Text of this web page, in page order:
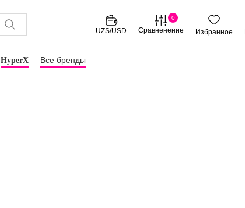
UZS/USD
0
Сравненение Избранное
HyperX Все бренды